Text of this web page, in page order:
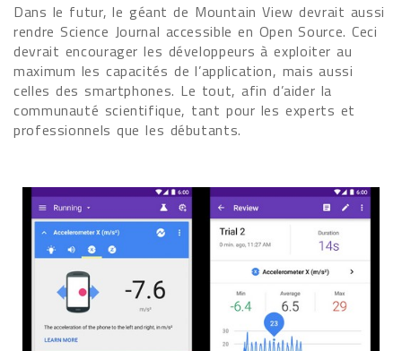
Dans le futur, le géant de Mountain View devrait aussi
rendre Science Journal accessible en Open Source. Ceci
devrait encourager les développeurs à exploiter au
maximum les capacités de l’application, mais aussi
celles des smartphones. Le tout, afin d’aider la
communauté scientifique, tant pour les experts et
professionnels que les débutants.